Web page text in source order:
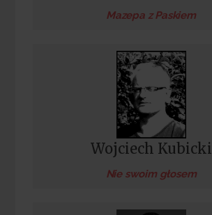
Mazepa z Paskiem
Wojciech Kubicki
Nie swoim głosem